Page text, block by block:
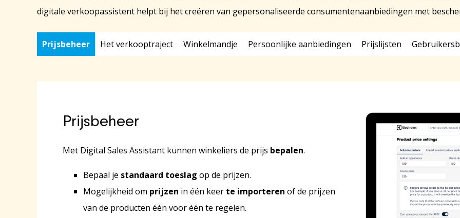
digitale verkoopassistent helpt bij het creëren van gepersonaliseerde consumentenaanbiedingen met
Prijsbeheer Het verkooptraject Winkelmandje Persoonlijke aanbiedingen Prijslijsten
Prijsbeheer
Met Digital Sales Assistant kunnen winkeliers de prijs bepalen.
Bepaal je standaard toeslag op de prijzen.
Mogelijkheid om prijzen in één keer te importeren of de prijzen
van de producten één voor één te regelen.